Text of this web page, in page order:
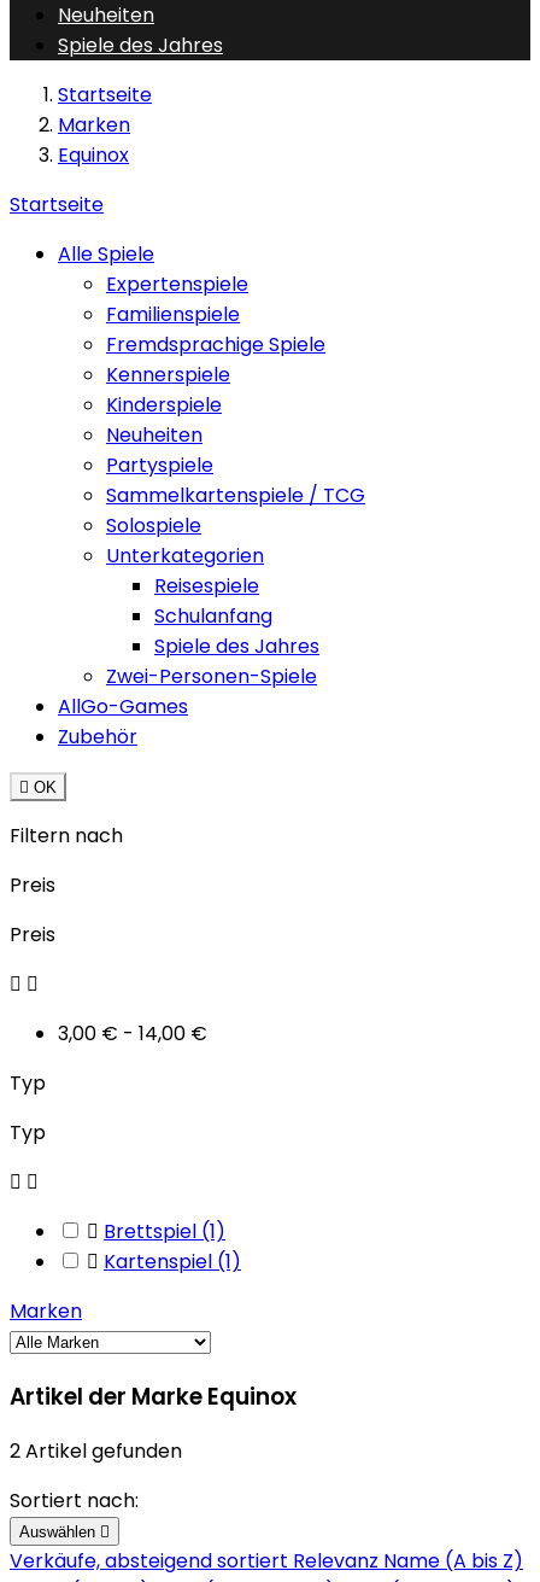
Neuheiten
Spiele des Jahres
Startseite
Marken
Equinox
Startseite
Alle Spiele
Expertenspiele
Familienspiele
Fremdsprachige Spiele
Kennerspiele
Kinderspiele
Neuheiten
Partyspiele
Sammelkartenspiele / TCG
Solospiele
Unterkategorien
Reisespiele
Schulanfang
Spiele des Jahres
Zwei-Personen-Spiele
AllGo-Games
Zubehör
 OK
Filtern nach
Preis
Preis
 
3,00 € - 14,00 €
Typ
Typ
 
 Brettspiel (1)
 Kartenspiel (1)
Marken
Artikel der Marke Equinox
2 Artikel gefunden
Sortiert nach:
Auswählen 
Verkäufe, absteigend sortiert Relevanz Name (A bis Z)